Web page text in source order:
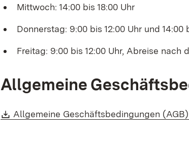
Mittwoch: 14:00 bis 18:00 Uhr
Donnerstag: 9:00 bis 12:00 Uhr und 14:00
Freitag: 9:00 bis 12:00 Uhr, Abreise nach
Allgemeine
Download:
Allgemeine Geschäftsbedingungen (AGB)